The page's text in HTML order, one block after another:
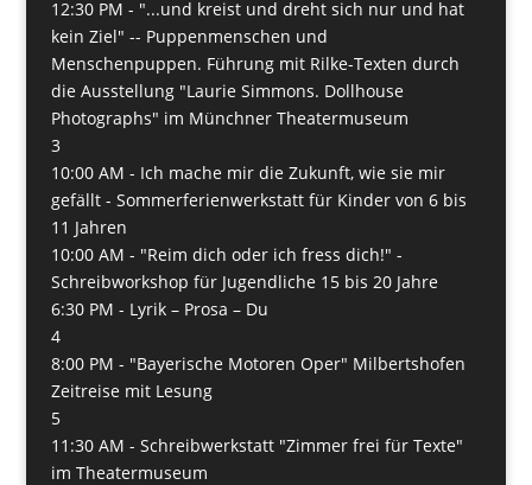
12:30 PM - "...und kreist und dreht sich nur und hat
kein Ziel" -- Puppenmenschen und
Menschenpuppen. Führung mit Rilke-Texten durch
die Ausstellung "Laurie Simmons. Dollhouse
Photographs" im Münchner Theatermuseum
3
10:00 AM - Ich mache mir die Zukunft, wie sie mir
gefällt - Sommerferienwerkstatt für Kinder von 6 bis
11 Jahren
10:00 AM - "Reim dich oder ich fress dich!" -
Schreibworkshop für Jugendliche 15 bis 20 Jahre
6:30 PM - Lyrik – Prosa – Du
4
8:00 PM - "Bayerische Motoren Oper" Milbertshofen
Zeitreise mit Lesung
5
11:30 AM - Schreibwerkstatt "Zimmer frei für Texte"
im Theatermuseum